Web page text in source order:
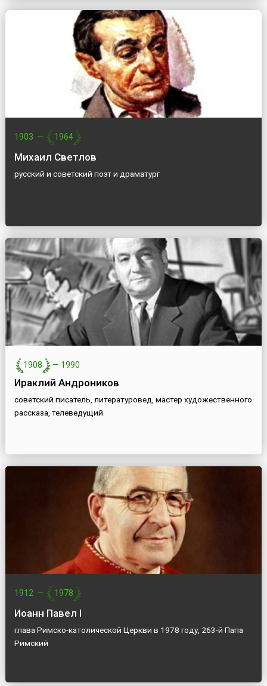
1903 — 1964
Михаил Светлов
русский и советский поэт и драматург
1908 — 1990
Ираклий Андроников
советский писатель, литературовед, мастер художественного
рассказа, телеведущий
1912 — 1978
Иоанн Павел I
глава Римско-католической Церкви в 1978 году, 263-й Папа
Римский